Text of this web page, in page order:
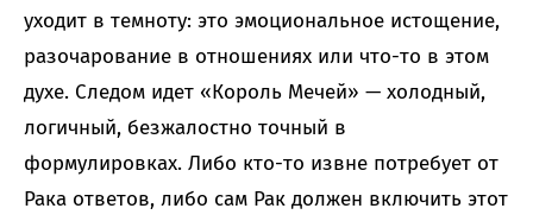
уходит в темноту: это эмоциональное истощение,
разочарование в отношениях или что-то в этом
духе. Следом идет «Король Мечей» — холодный,
логичный, безжалостно точный в
формулировках. Либо кто-то извне потребует от
Рака ответов, либо сам Рак должен включить этот